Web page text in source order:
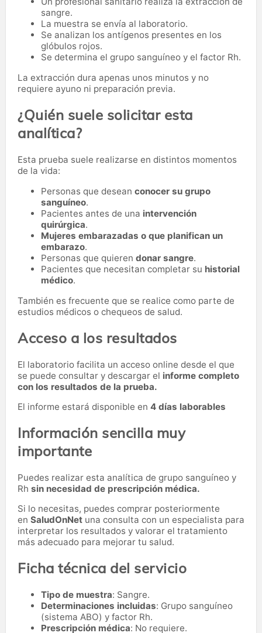
sangre.
La muestra se envía al laboratorio.
Se analizan los antígenos presentes en los
glóbulos rojos.
Se determina el grupo sanguíneo y el factor Rh.
La extracción dura apenas unos minutos y no
requiere ayuno ni preparación previa.
¿Quién suele solicitar esta
analítica?
Esta prueba suele realizarse en distintos momentos
de la vida:
Personas que desean conocer su grupo
sanguíneo.
Pacientes antes de una intervención
quirúrgica.
Mujeres embarazadas o que planifican un
embarazo.
Personas que quieren donar sangre.
Pacientes que necesitan completar su historial
médico.
También es frecuente que se realice como parte de
estudios médicos o chequeos de salud.
Acceso a los resultados
El laboratorio facilita un acceso online desde el que
se puede consultar y descargar el informe completo
con los resultados de la prueba.
El informe estará disponible en 4 días laborables
Información sencilla muy
importante
Puedes realizar esta analítica de grupo sanguíneo y
Rh sin necesidad de prescripción médica.
Si lo necesitas, puedes comprar posteriormente
en SaludOnNet una consulta con un especialista para
interpretar los resultados y valorar el tratamiento
más adecuado para mejorar tu salud.
Ficha técnica del servicio
Tipo de muestra: Sangre.
Determinaciones incluidas: Grupo sanguíneo
(sistema ABO) y factor Rh.
Prescripción médica: No requiere.